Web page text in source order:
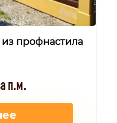
профнастила
п.м.